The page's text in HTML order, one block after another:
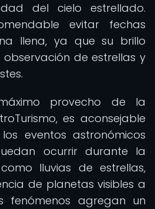
del cielo estrellado.
evitar fechas
llena, ya que su brillo
de estrellas y
provecho de la
es aconsejable
eventos astronómicos
ocurrir durante la
lluvias de estrellas,
de planetas visibles a
fenómenos agregan un